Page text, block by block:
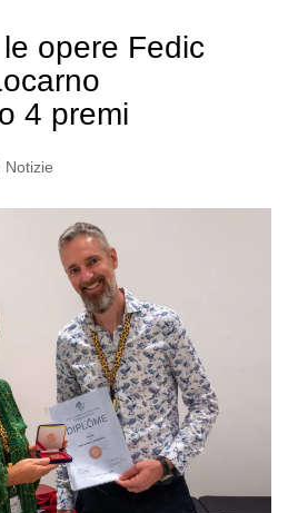
opere Fedic
4 premi
Notizie